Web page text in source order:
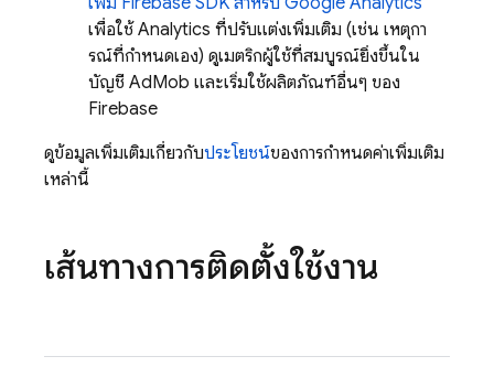
เพื่อใช้ Analytics ที่ปรับแต่งเพิ่มเติม (เช่น เหตุกา
รณ์ที่กําหนดเอง) ดูเมตริกผู้ใช้ที่สมบูรณ์ยิ่งขึ้นใน
บัญชี AdMob และเริ่มใช้ผลิตภัณฑ์อื่นๆ ของ
Firebase
ดูข้อมูลเพิ่มเติมเกี่ยวกับประโยชน์ของการกำหนดค่าเพิ่มเติม
เหล่านี้
เส้นทางการติดตั้งใช้งาน